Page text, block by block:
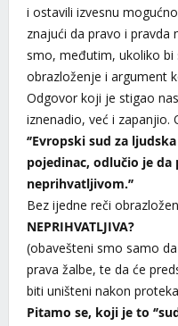
i ostavili izvesnu
znajući da pravo i pravda
smo, međutim, ukoliko
obrazloženje i argument
Odgovor koji je stigao
iznenadio, već i zapanjio.
‘’Evropski sud za
pojedinac, odlučio je
neprihvatljivom.’’
Bez ijedne reči
NEPRIHVATLJIVA?
(obavešteni smo samo
prava žalbe, te da će
biti uništeni nakon
Pitamo se, koji je to